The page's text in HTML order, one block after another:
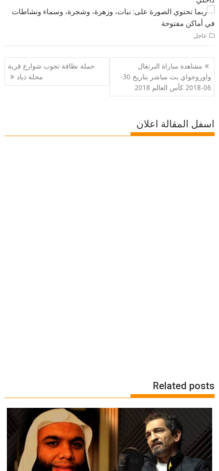
عاجل
تصفّح
المقالات
مشاهدة مباراة البرتغال
واوروجواي بث مباشر بتاريخ 30-
06-2018 كأس العالم 2018
حملة نظافة تجوب شوارع قرية
محلة ذياد
اسفل المقالة اعلان
Related posts